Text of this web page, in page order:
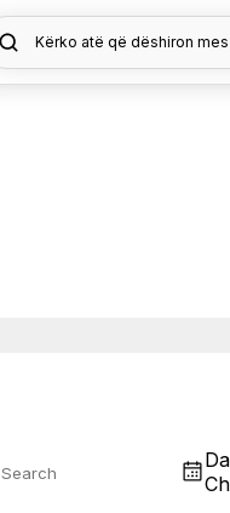
Kërko atë që dëshiron